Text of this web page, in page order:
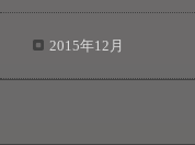
2015年12月